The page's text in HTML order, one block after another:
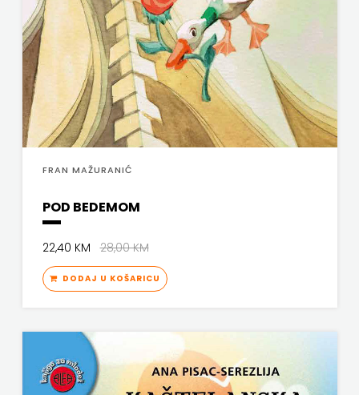
FRAN MAŽURANIĆ
POD BEDEMOM
22,40 KM28,00 KM
DODAJ U KOŠARICU